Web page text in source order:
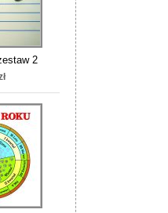
2